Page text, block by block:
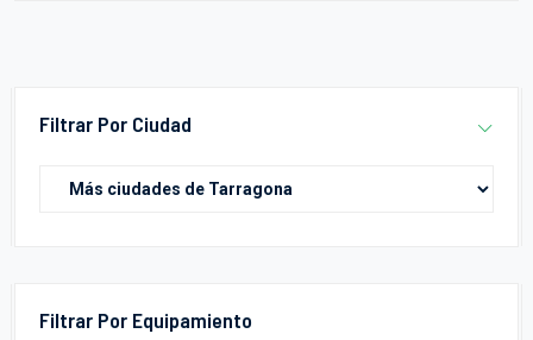
Filtrar Por Ciudad
Filtrar Por Equipamiento